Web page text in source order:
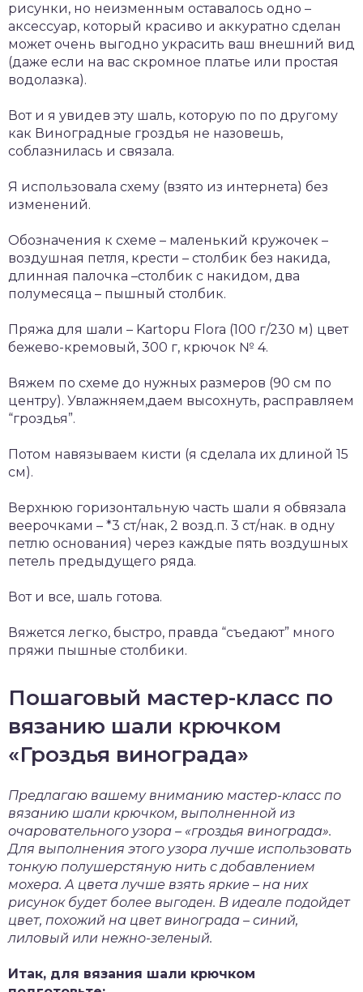
рисунки, но неизменным оставалось одно –
аксессуар, который красиво и аккуратно сделан
может очень выгодно украсить ваш внешний вид
(даже если на вас скромное платье или простая
водолазка).
Вот и я увидев эту шаль, которую по по другому
как Виноградные гроздья не назовешь,
соблазнилась и связала.
Я использовала схему (взято из интернета) без
изменений.
Обозначения к схеме – маленький кружочек –
воздушная петля, крести – столбик без накида,
длинная палочка –столбик с накидом, два
полумесяца – пышный столбик.
Пряжа для шали – Kartopu Flora (100 г/230 м) цвет
бежево-кремовый, 300 г, крючок № 4.
Вяжем по схеме до нужных размеров (90 см по
центру). Увлажняем,даем высохнуть, расправляем
“гроздья”.
Потом навязываем кисти (я сделала их длиной 15
см).
Верхнюю горизонтальную часть шали я обвязала
веерочками – *3 ст/нак, 2 возд.п. 3 ст/нак. в одну
петлю основания) через каждые пять воздушных
петель предыдущего ряда.
Вот и все, шаль готова.
Вяжется легко, быстро, правда “съедают” много
пряжи пышные столбики.
Пошаговый мастер-класс по
вязанию шали крючком
«Гроздья винограда»
Предлагаю вашему вниманию мастер-класс по
вязанию шали крючком, выполненной из
очаровательного узора – «гроздья винограда».
Для выполнения этого узора лучше использовать
тонкую полушерстяную нить с добавлением
мохера. А цвета лучше взять яркие – на них
рисунок будет более выгоден. В идеале подойдет
цвет, похожий на цвет винограда – синий,
лиловый или нежно-зеленый.
Итак, для вязания шали крючком